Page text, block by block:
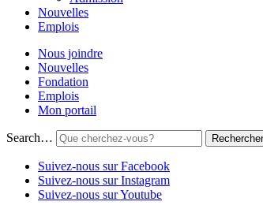
Nouvelles
Emplois
Nous joindre
Nouvelles
Fondation
Emplois
Mon portail
Search…
Suivez-nous sur Facebook
Suivez-nous sur Instagram
Suivez-nous sur Youtube